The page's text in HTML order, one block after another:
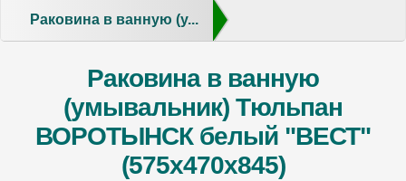
Раковина в ванную (у...
Раковина в ванную
(умывальник) Тюльпан
ВОРОТЫНСК белый "ВЕСТ"
(575х470х845)